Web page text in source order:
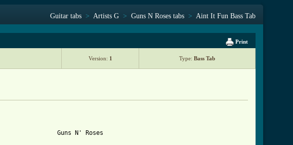
Guitar tabs > Artists G > Guns N Roses tabs > Aint It Fun Bass Tab
Print
Version: 1 Type: Bass Tab
Ain't It Fun
Guns N' Roses